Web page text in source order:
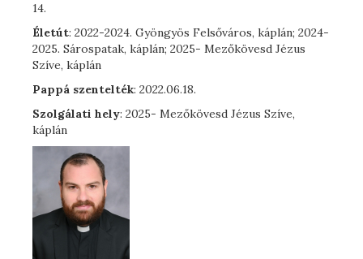
14.
Életút: 2022-2024. Gyöngyös Felsőváros, káplán; 2024-
2025. Sárospatak, káplán; 2025- Mezőkövesd Jézus
Szíve, káplán
Pappá szentelték: 2022.06.18.
Szolgálati hely: 2025- Mezőkövesd Jézus Szíve,
káplán